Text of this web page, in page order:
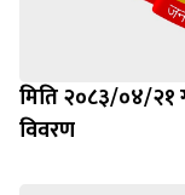
मिति २०८३/०४/२१
विवरण